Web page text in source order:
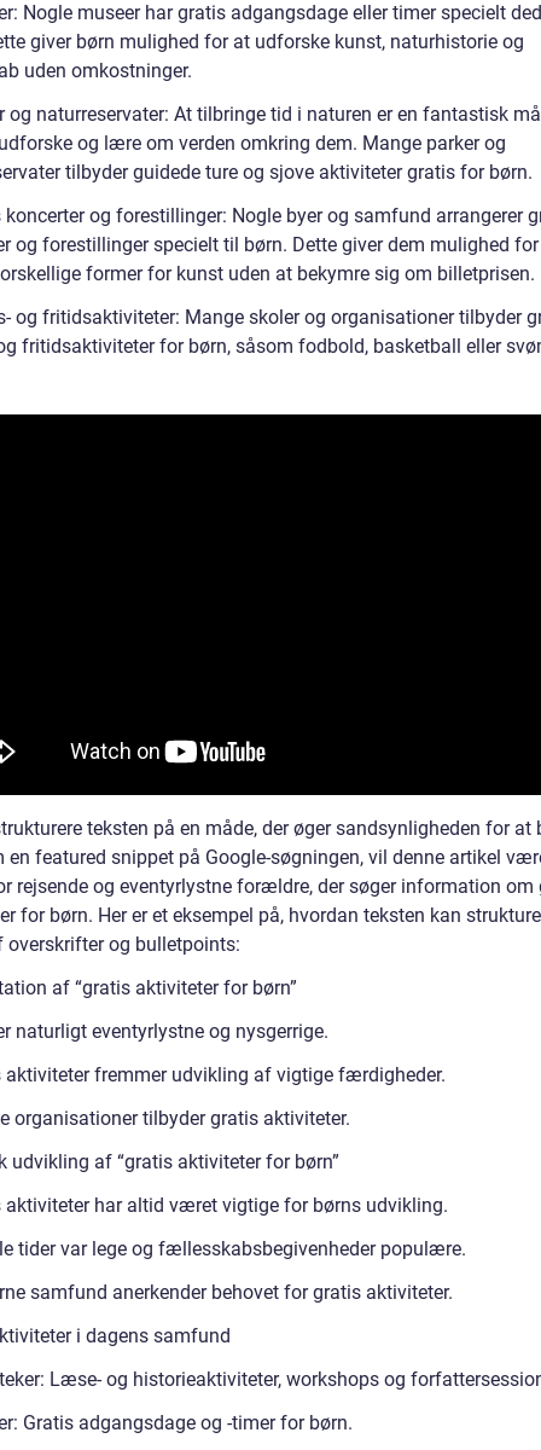
Nogle museer har gratis adgangsdage eller timer specielt
giver børn mulighed for at udforske kunst, naturhistorie og
uden omkostninger.
og naturreservater: At tilbringe tid i naturen er en fantastisk
og lære om verden omkring dem. Mange parker og
tilbyder guidede ture og sjove aktiviteter gratis for børn.
og forestillinger: Nogle byer og samfund arrangerer
og forestillinger specielt til børn. Dette giver dem mulighed
former for kunst uden at bekymre sig om billetprisen.
og fritidsaktiviteter: Mange skoler og organisationer tilbyder
fritidsaktiviteter for børn, såsom fodbold, basketball eller
teksten på en måde, der øger sandsynligheden for at
en featured snippet på Google-søgningen, vil denne artikel
rejsende og eventyrlystne forældre, der søger information om
for børn. Her er et eksempel på, hvordan teksten kan
og bulletpoints:
af “gratis aktiviteter for børn”
naturligt eventyrlystne og nysgerrige.
aktiviteter fremmer udvikling af vigtige færdigheder.
organisationer tilbyder gratis aktiviteter.
udvikling af “gratis aktiviteter for børn”
aktiviteter har altid været vigtige for børns udvikling.
tider var lege og fællesskabsbegivenheder populære.
samfund anerkender behovet for gratis aktiviteter.
i dagens samfund
Læse- og historieaktiviteter, workshops og
Gratis adgangsdage og -timer for børn.